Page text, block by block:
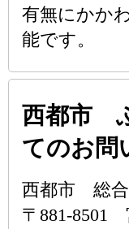
有無にかか
能です。
西都市
てのお問
西都市 総合
〒881-8501